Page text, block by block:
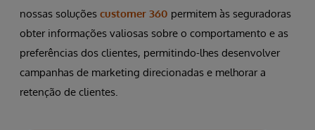
nossas soluções customer 360 permitem às seguradoras
obter informações valiosas sobre o comportamento e as
preferências dos clientes, permitindo-lhes desenvolver
campanhas de marketing direcionadas e melhorar a
retenção de clientes.